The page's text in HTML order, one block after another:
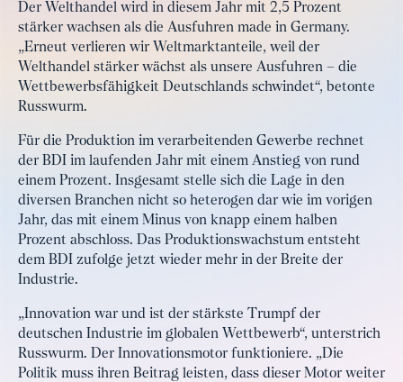
Der Welthandel wird in diesem Jahr mit 2,5 Prozent
stärker wachsen als die Ausfuhren made in Germany.
„Erneut verlieren wir Weltmarktanteile, weil der
Welthandel stärker wächst als unsere Ausfuhren – die
Wettbewerbsfähigkeit Deutschlands schwindet“, betonte
Russwurm.
Für die Produktion im verarbeitenden Gewerbe rechnet
der BDI im laufenden Jahr mit einem Anstieg von rund
einem Prozent. Insgesamt stelle sich die Lage in den
diversen Branchen nicht so heterogen dar wie im vorigen
Jahr, das mit einem Minus von knapp einem halben
Prozent abschloss. Das Produktionswachstum entsteht
dem BDI zufolge jetzt wieder mehr in der Breite der
Industrie.
„Innovation war und ist der stärkste Trumpf der
deutschen Industrie im globalen Wettbewerb“, unterstrich
Russwurm. Der Innovationsmotor funktioniere. „Die
Politik muss ihren Beitrag leisten, dass dieser Motor weiter